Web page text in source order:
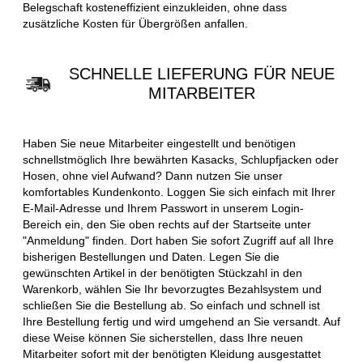
Belegschaft kosteneffizient einzukleiden, ohne dass
zusätzliche Kosten für Übergrößen anfallen.
SCHNELLE LIEFERUNG FÜR NEUE
MITARBEITER
Haben Sie neue Mitarbeiter eingestellt und benötigen
schnellstmöglich Ihre bewährten Kasacks, Schlupfjacken oder
Hosen, ohne viel Aufwand? Dann nutzen Sie unser
komfortables Kundenkonto. Loggen Sie sich einfach mit Ihrer
E-Mail-Adresse und Ihrem Passwort in unserem Login-
Bereich ein, den Sie oben rechts auf der Startseite unter
"Anmeldung" finden. Dort haben Sie sofort Zugriff auf all Ihre
bisherigen Bestellungen und Daten. Legen Sie die
gewünschten Artikel in der benötigten Stückzahl in den
Warenkorb, wählen Sie Ihr bevorzugtes Bezahlsystem und
schließen Sie die Bestellung ab. So einfach und schnell ist
Ihre Bestellung fertig und wird umgehend an Sie versandt. Auf
diese Weise können Sie sicherstellen, dass Ihre neuen
Mitarbeiter sofort mit der benötigten Kleidung ausgestattet